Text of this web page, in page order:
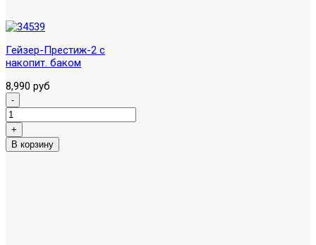
Гейзер-Престиж-2 с
накопит. баком
8,990 руб